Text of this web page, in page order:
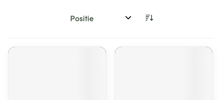
Sorteer op: